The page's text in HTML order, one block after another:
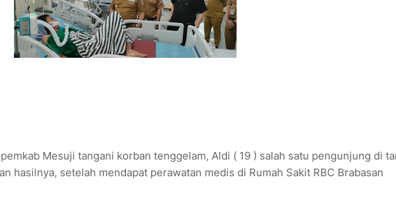
Mesuji tangani korban tenggelam, Aldi ( 19 ) salah satu pengunjung di
hasilnya, setelah mendapat perawatan medis di Rumah Sakit RBC Brabasan